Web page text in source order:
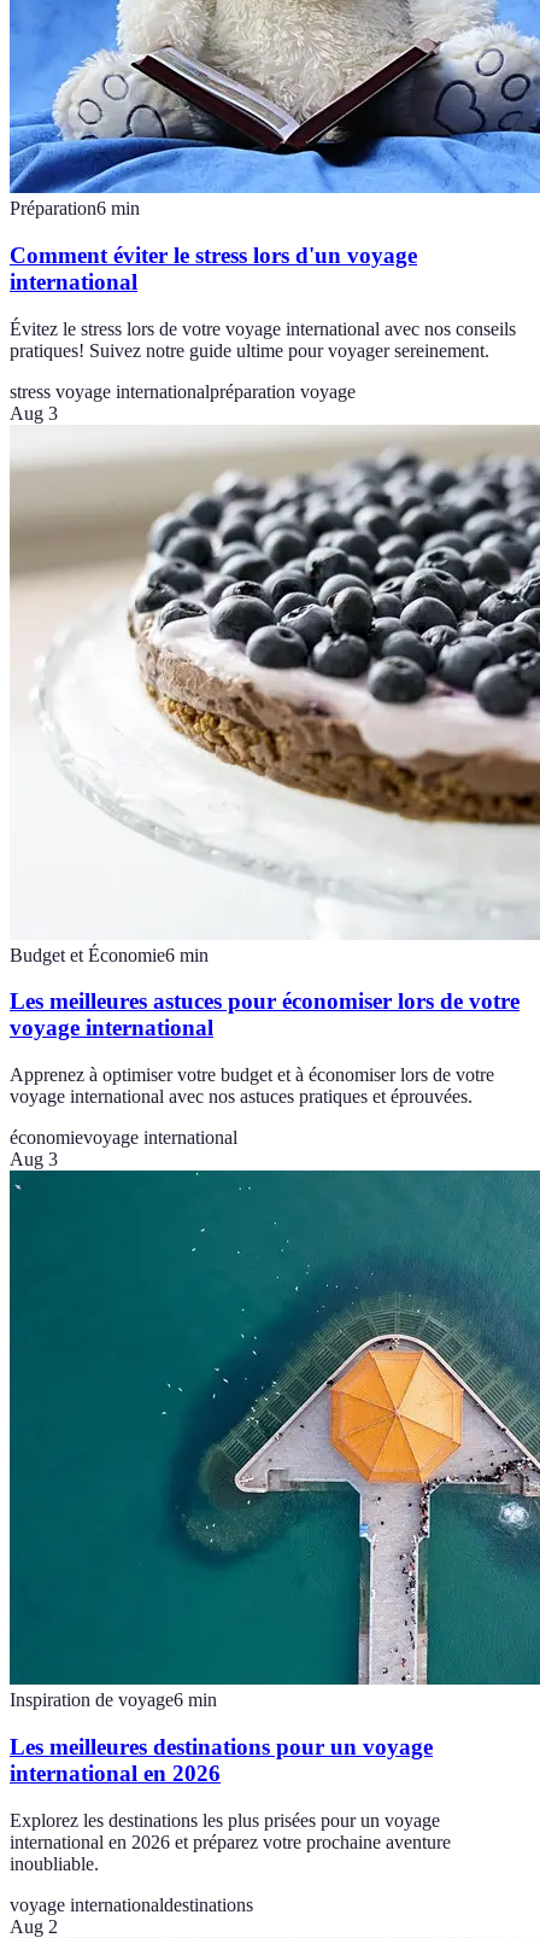
Préparation6 min
Comment éviter le stress lors d'un voyage
international
Évitez le stress lors de votre voyage international avec nos conseils
pratiques! Suivez notre guide ultime pour voyager sereinement.
stress voyage internationalpréparation voyage
Aug 3
Budget et Économie6 min
Les meilleures astuces pour économiser lors de votre
voyage international
Apprenez à optimiser votre budget et à économiser lors de votre
voyage international avec nos astuces pratiques et éprouvées.
économievoyage international
Aug 3
Inspiration de voyage6 min
Les meilleures destinations pour un voyage
international en 2026
Explorez les destinations les plus prisées pour un voyage
international en 2026 et préparez votre prochaine aventure
inoubliable.
voyage internationaldestinations
Aug 2